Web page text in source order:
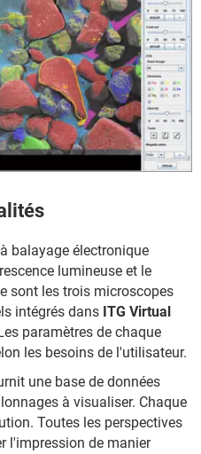
balayage électronique
lumineuse et le
sont les trois microscopes
intégrés dans ITG Virtual
paramètres de chaque
les besoins de l'utilisateur.
une base de données
à visualiser. Chaque
Toutes les perspectives
l'impression de manier